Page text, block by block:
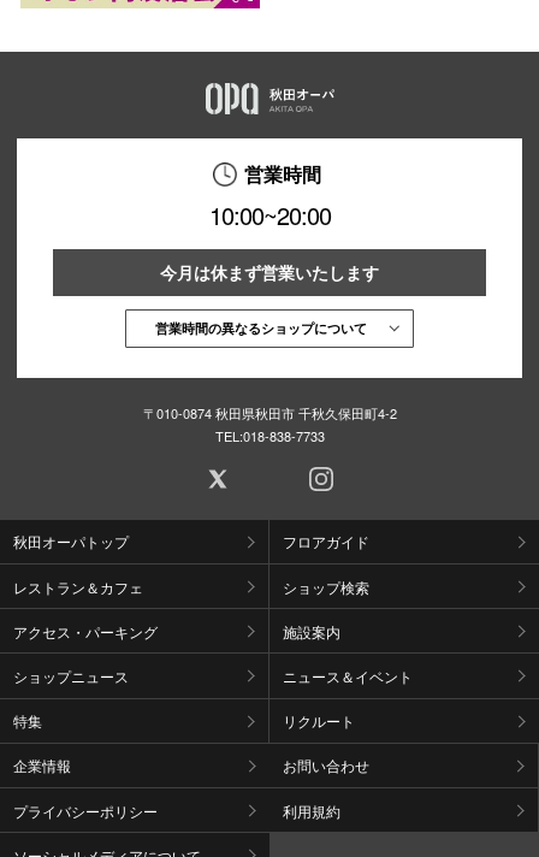
営業時間
10:00~20:00
今月は休まず営業いたします
営業時間の異なるショップについて
〒010-0874 秋田県秋田市 千秋久保田町4-2
TEL:018-838-7733
秋田オーパトップ フロアガイド
レストラン＆カフェ ショップ検索
アクセス・パーキング 施設案内
ショップニュース ニュース＆イベント
特集 リクルート
企業情報 お問い合わせ
プライバシーポリシー 利用規約